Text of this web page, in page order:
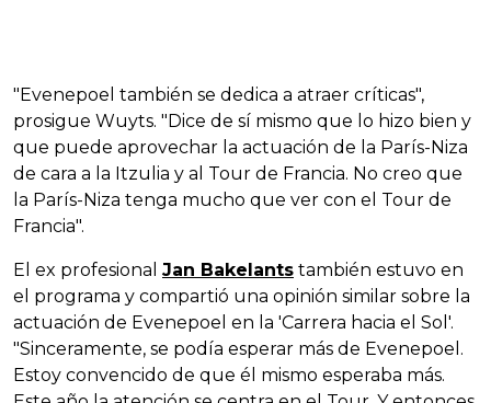
"Evenepoel también se dedica a atraer críticas",
prosigue Wuyts. "Dice de sí mismo que lo hizo bien y
que puede aprovechar la actuación de la París-Niza
de cara a la Itzulia y al Tour de Francia. No creo que
la París-Niza tenga mucho que ver con el Tour de
Francia".
El ex profesional Jan Bakelants también estuvo en
el programa y compartió una opinión similar sobre la
actuación de Evenepoel en la 'Carrera hacia el Sol'.
"Sinceramente, se podía esperar más de Evenepoel.
Estoy convencido de que él mismo esperaba más.